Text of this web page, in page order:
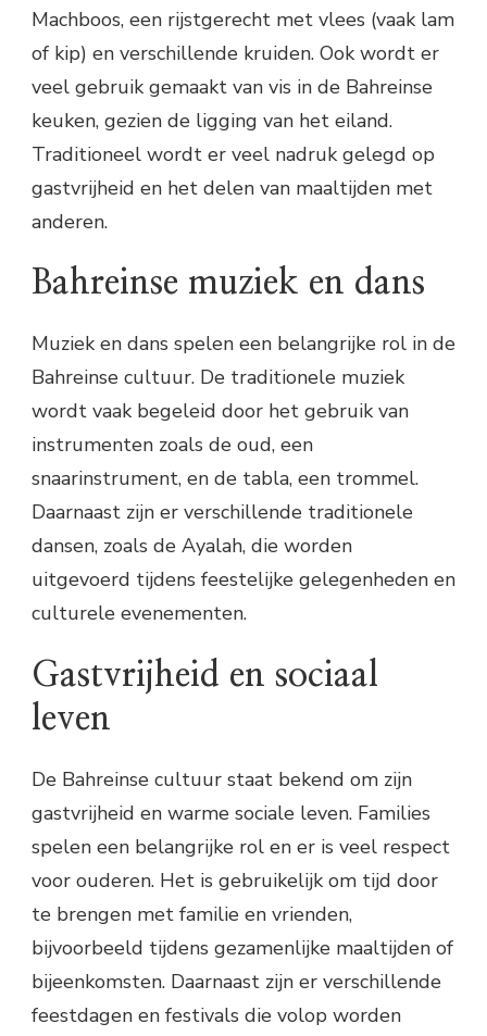
Machboos, een rijstgerecht met vlees (vaak lam
of kip) en verschillende kruiden. Ook wordt er
veel gebruik gemaakt van vis in de Bahreinse
keuken, gezien de ligging van het eiland.
Traditioneel wordt er veel nadruk gelegd op
gastvrijheid en het delen van maaltijden met
anderen.
Bahreinse muziek en dans
Muziek en dans spelen een belangrijke rol in de
Bahreinse cultuur. De traditionele muziek
wordt vaak begeleid door het gebruik van
instrumenten zoals de oud, een
snaarinstrument, en de tabla, een trommel.
Daarnaast zijn er verschillende traditionele
dansen, zoals de Ayalah, die worden
uitgevoerd tijdens feestelijke gelegenheden en
culturele evenementen.
Gastvrijheid en sociaal
leven
De Bahreinse cultuur staat bekend om zijn
gastvrijheid en warme sociale leven. Families
spelen een belangrijke rol en er is veel respect
voor ouderen. Het is gebruikelijk om tijd door
te brengen met familie en vrienden,
bijvoorbeeld tijdens gezamenlijke maaltijden of
bijeenkomsten. Daarnaast zijn er verschillende
feestdagen en festivals die volop worden